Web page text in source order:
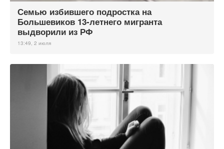
Семью избившего подростка на
Большевиков 13-летнего мигранта
выдворили из РФ
13:49, 2 июля